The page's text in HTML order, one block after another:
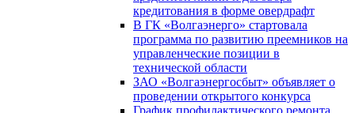
кредитования в форме овердрафт
В ГК «Волгаэнерго» стартовала
программа по развитию преемников на
управленческие позиции в
технической области
ЗАО «Волгаэнергосбыт» объявляет о
проведении открытого конкурса